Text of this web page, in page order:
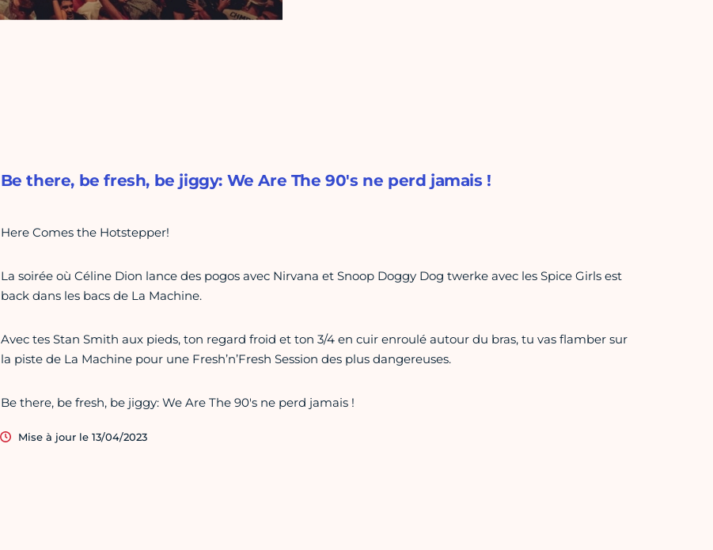
Be there, be fresh, be jiggy: We Are The 90's ne perd jamais !
Here Comes the Hotstepper!
La soirée où Céline Dion lance des pogos avec Nirvana et Snoop Doggy Dog twerke avec les Spice Girls est
back dans les bacs de La Machine.
Avec tes Stan Smith aux pieds, ton regard froid et ton 3/4 en cuir enroulé autour du bras, tu vas flamber sur
la piste de La Machine pour une Fresh’n’Fresh Session des plus dangereuses.
Be there, be fresh, be jiggy: We Are The 90's ne perd jamais !
Mise à jour le 13/04/2023